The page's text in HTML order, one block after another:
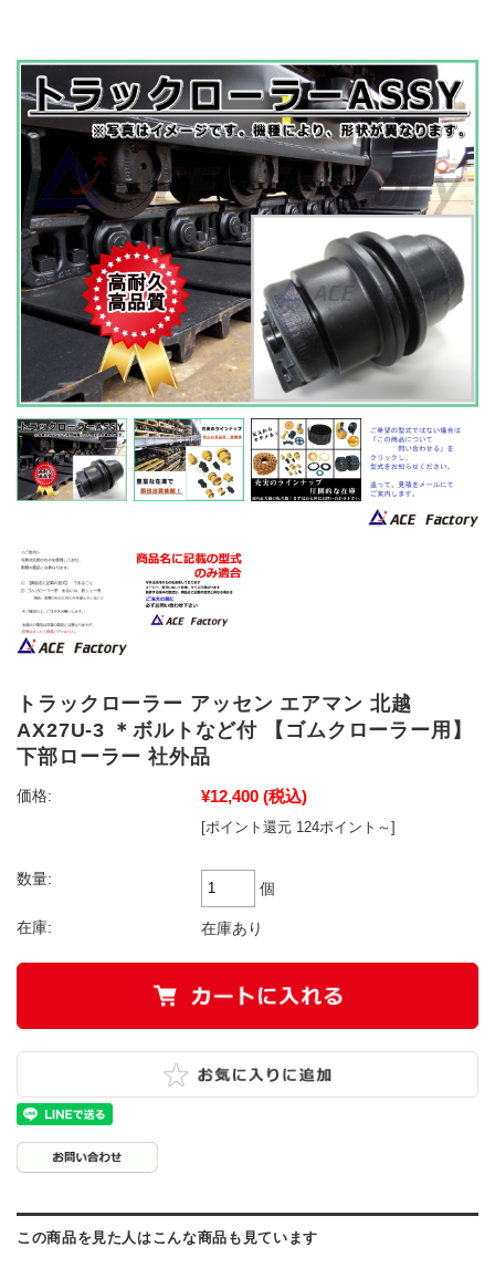
トラックローラー アッセン エアマン 北越
AX27U-3 ＊ボルトなど付 【ゴムクローラー用】
下部ローラー 社外品
価格: ¥12,400 (税込)
[ポイント還元 124ポイント～]
数量:
個
在庫: 在庫あり
この商品を見た人はこんな商品も見ています